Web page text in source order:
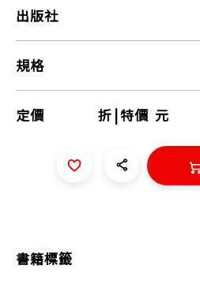
出版社
規格
定價 折 |特價 元
書籍標籤